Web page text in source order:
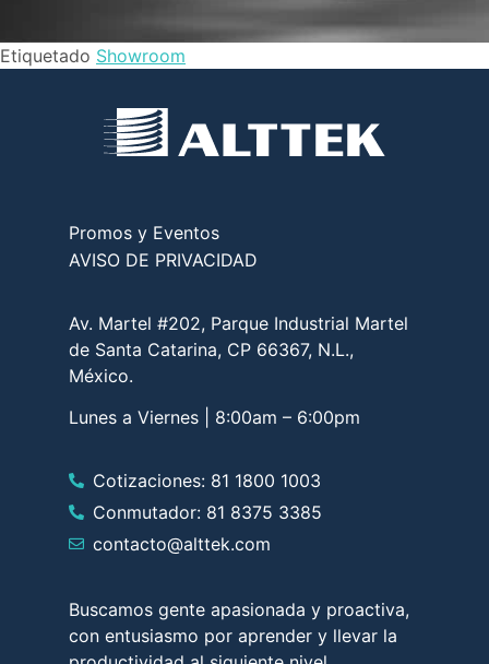
Etiquetado Showroom
Promos y Eventos
AVISO DE PRIVACIDAD
Av. Martel #202, Parque Industrial Martel
de Santa Catarina, CP 66367, N.L.,
México.
Lunes a Viernes | 8:00am – 6:00pm
Cotizaciones: 81 1800 1003
Conmutador: 81 8375 3385
contacto@alttek.com
Buscamos gente apasionada y proactiva,
con entusiasmo por aprender y llevar la